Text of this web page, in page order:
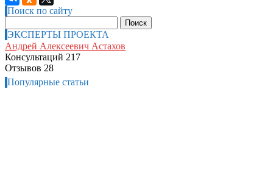
Поиск по сайту
ЭКСПЕРТЫ ПРОЕКТА
Андрей Алексеевич Астахов
Консультаций 217
Отзывов 28
Популярные статьи